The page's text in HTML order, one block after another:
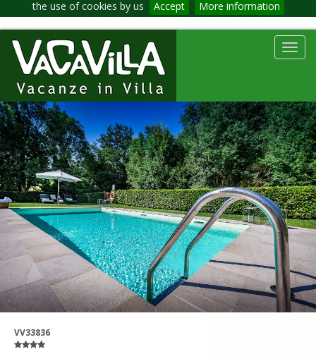
the use of cookies by us Accept More information
VV33836